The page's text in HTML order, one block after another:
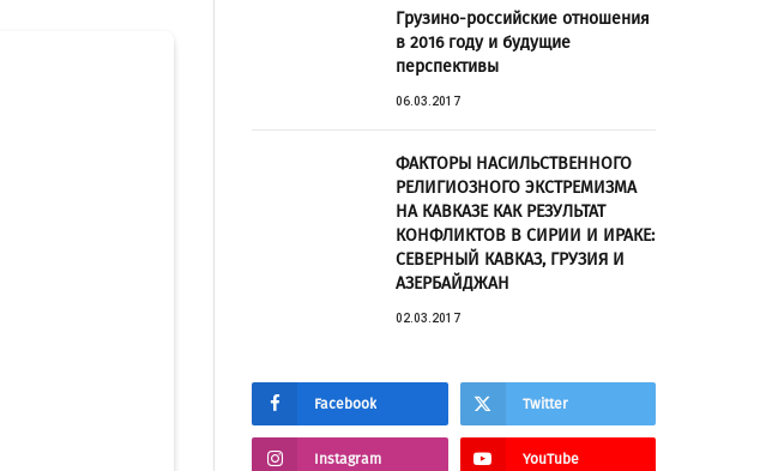
Грузино-российские отношения
в 2016 году и будущие
перспективы
06.03.2017
ФАКТОРЫ НАСИЛЬСТВЕННОГО
РЕЛИГИОЗНОГО ЭКСТРЕМИЗМА
НА КАВКАЗЕ КАК РЕЗУЛЬТАТ
КОНФЛИКТОВ В СИРИИ И ИРАКЕ:
СЕВЕРНЫЙ КАВКАЗ, ГРУЗИЯ И
АЗЕРБАЙДЖАН
02.03.2017
Facebook Twitter
Instagram YouTube